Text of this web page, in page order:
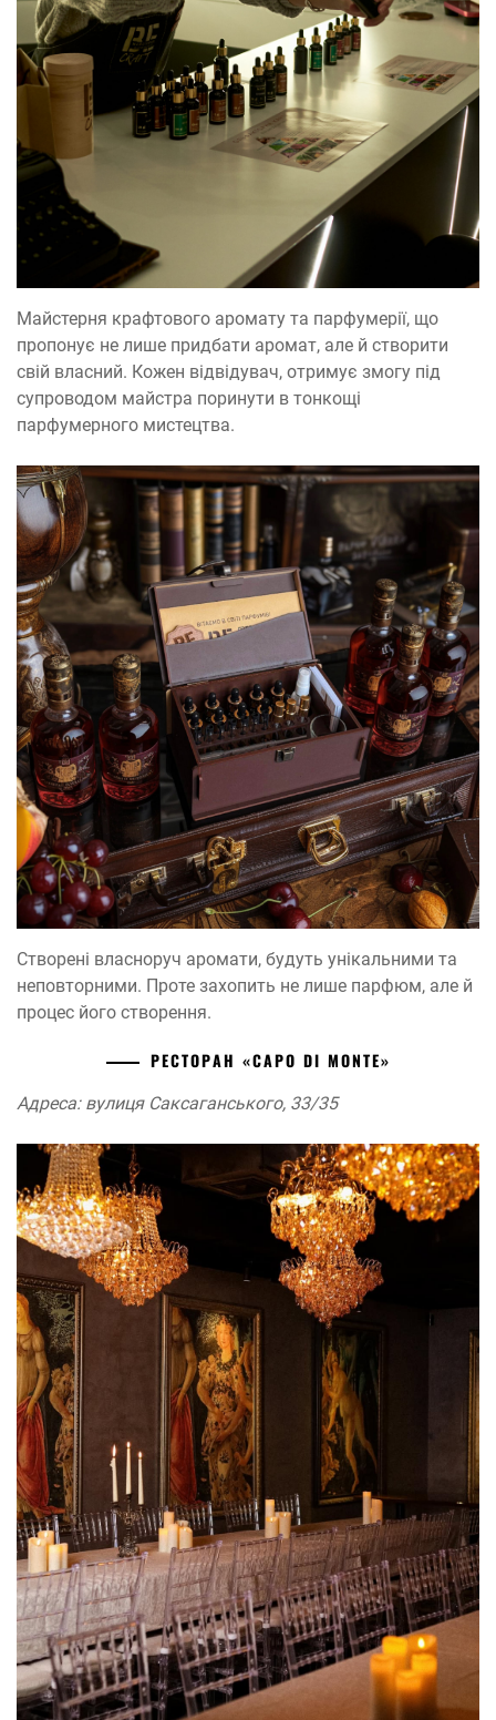
Майстерня крафтового аромату та парфумерії, що
пропонує не лише придбати аромат, але й створити
свій власний. Кожен відвідувач, отримує змогу під
супроводом майстра поринути в тонкощі
парфумерного мистецтва.
Створені власноруч аромати, будуть унікальними та
неповторними. Проте захопить не лише парфюм, але й
процес його створення.
РЕСТОРАН «CAPO DI MONTE»
Адреса: вулиця Саксаганського, 33/35